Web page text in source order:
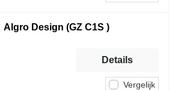
Algro Design (GZ C1S )
Vergelijk
Details